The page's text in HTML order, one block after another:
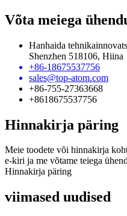
Võta meiega
Hanhaida
Shenzhen 518106, Hiina
+86-18675537756
sales@top-atom.com
+86-755-27363668
+8618675537756
Hinnakirja päring
Meie toodete või hinnakirja
e-kiri ja me võtame teiega
Hinnakirja päring
viimased uudised